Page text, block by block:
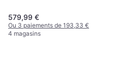
579,99 €
Ou 3 paiements de 193,33 €
4 magasins